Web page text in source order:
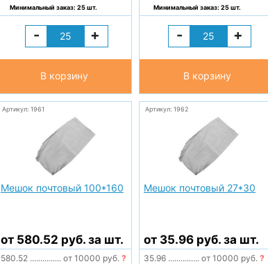
Минимальный заказ: 25 шт.
- +
В корзину
Минимальный заказ: 25 шт.
- +
В корзину
Артикул: 1961
Мешок почтовый 100*160
от 580.52 руб. за шт.
580.52 ............... от 10000 руб. ?
Артикул: 1962
Мешок почтовый 27*30
от 35.96 руб. за шт.
35.96 ............... от 10000 руб.?